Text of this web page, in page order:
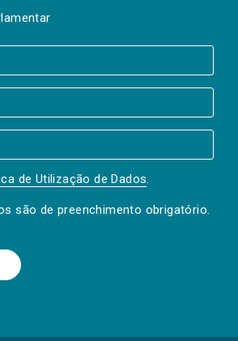
de Utilização de Dados.
são de preenchimento obrigatório.